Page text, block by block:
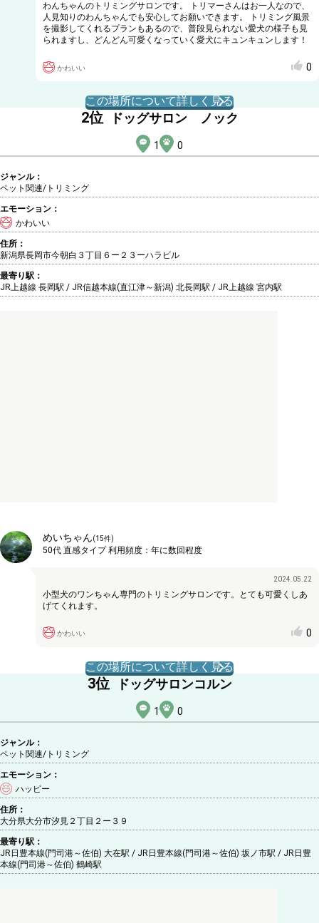
わんちゃんのトリミングサロンです。 トリマーさんはお一人なので、
人見知りのわんちゃんでも安心してお願いできます。 トリミング風景
を撮影してくれるプランもあるので、普段見られない愛犬の様子も見
られますし、どんどん可愛くなっていく愛犬にキュンキュンします！
かわいい 0
この場所について詳しく見る
2位 ドッグサロン ノック
1 0
ジャンル：
ペット関連/トリミング
エモーション：
かわいい
住所：
新潟県長岡市今朝白３丁目６ー２３ーハラビル
最寄り駅：
JR上越線 長岡駅 / JR信越本線(直江津～新潟) 北長岡駅 / JR上越線 宮内駅
めいちゃん(15件)
50代 直感タイプ利用頻度： 年に数回程度
2024.05.22
小型犬のワンちゃん専門のトリミングサロンです。とても可愛くしあ
げてくれます。
かわいい 0
この場所について詳しく見る
3位 ドッグサロンコルン
1 0
ジャンル：
ペット関連/トリミング
エモーション：
ハッピー
住所：
大分県大分市汐見２丁目２ー３９
最寄り駅：
JR日豊本線(門司港～佐伯) 大在駅 / JR日豊本線(門司港～佐伯) 坂ノ市駅 / JR日豊
本線(門司港～佐伯) 鶴崎駅